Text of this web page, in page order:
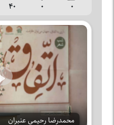
۰ ۰ ۴۰
Play
محمدرضا رحیمی عنبران